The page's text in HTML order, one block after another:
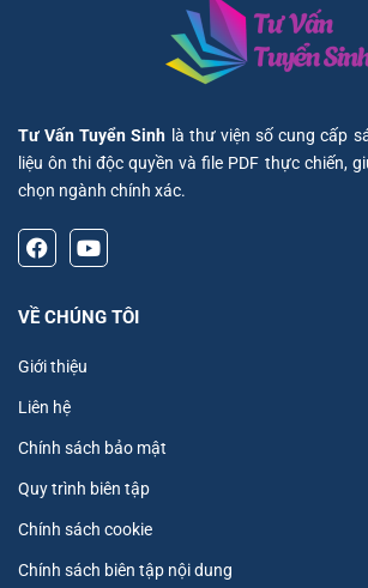
Tư Vấn Tuyển Sinh là thư viện số cung cấp
liệu ôn thi độc quyền và file PDF thực chiến,
chọn ngành chính xác.
VỀ CHÚNG TÔI
Giới thiệu
Liên hệ
Chính sách bảo mật
Quy trình biên tập
Chính sách cookie
Chính sách biên tập nội dung